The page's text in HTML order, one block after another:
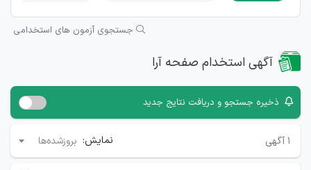
جستجوی آزمون های استخدامی
آگهی استخدام صفحه آرا
ذخیره جستجو و دریافت نتایج جدید
۱ آگهی نمایش: بروزشده‌ها